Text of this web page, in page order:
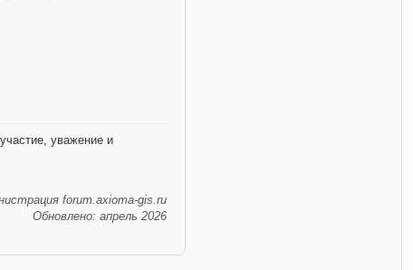
уважение и
forum.axioma-gis.ru
Обновлено: апрель 2026